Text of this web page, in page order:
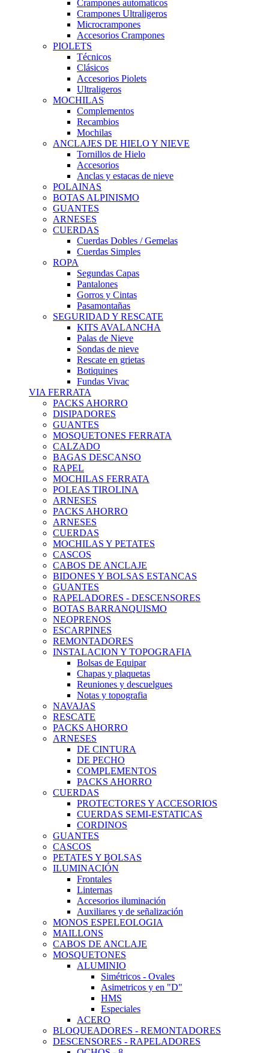
Crampones automaticos
Crampones Ultraligeros
Microcrampones
Accesorios Crampones
PIOLETS
Técnicos
Clásicos
Accesorios Piolets
Ultraligeros
MOCHILAS
Complementos
Recambios
Mochilas
ANCLAJES DE HIELO Y NIEVE
Tornillos de Hielo
Accesorios
Anclas y estacas de nieve
POLAINAS
BOTAS ALPINISMO
GUANTES
ARNESES
CUERDAS
Cuerdas Dobles / Gemelas
Cuerdas Simples
ROPA
Segundas Capas
Pantalones
Gorros y Cintas
Pasamontañas
SEGURIDAD Y RESCATE
KITS AVALANCHA
Palas de Nieve
Sondas de nieve
Rescate en grietas
Botiquines
Fundas Vivac
VIA FERRATA
PACKS AHORRO
DISIPADORES
GUANTES
MOSQUETONES FERRATA
CALZADO
BAGAS DESCANSO
RAPEL
MOCHILAS FERRATA
POLEAS TIROLINA
ARNESES
PACKS AHORRO
ARNESES
CUERDAS
MOCHILAS Y PETATES
CASCOS
CABOS DE ANCLAJE
BIDONES Y BOLSAS ESTANCAS
GUANTES
RAPELADORES - DESCENSORES
BOTAS BARRANQUISMO
NEOPRENOS
ESCARPINES
REMONTADORES
INSTALACION Y TOPOGRAFIA
Bolsas de Equipar
Chapas y plaquetas
Reuniones y descuelgues
Notas y topografia
NAVAJAS
RESCATE
PACKS AHORRO
ARNESES
DE CINTURA
DE PECHO
COMPLEMENTOS
PACKS AHORRO
CUERDAS
PROTECTORES Y ACCESORIOS
CUERDAS SEMI-ESTATICAS
CORDINOS
GUANTES
CASCOS
PETATES Y BOLSAS
ILUMINACIÓN
Frontales
Linternas
Accesorios iluminación
Auxiliares y de señalización
MONOS ESPELEOLOGIA
MAILLONS
CABOS DE ANCLAJE
MOSQUETONES
ALUMINIO
Simétricos - Ovales
Asimetricos y en "D"
HMS
Especiales
ACERO
BLOQUEADORES - REMONTADORES
DESCENSORES - RAPELADORES